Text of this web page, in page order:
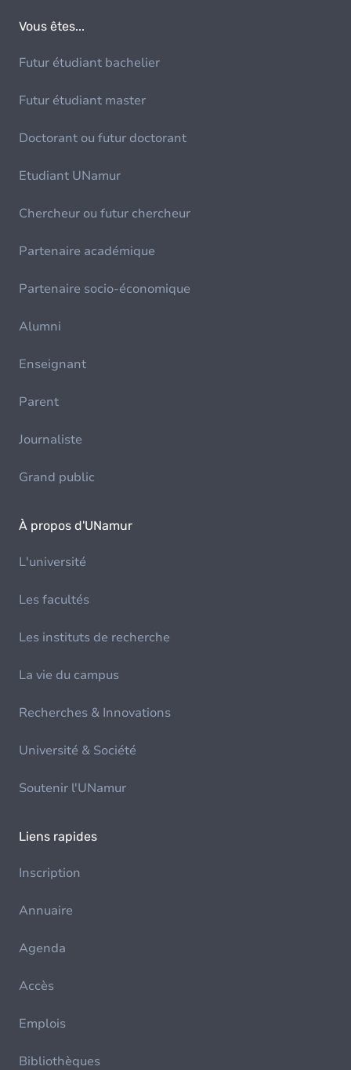
Vous êtes...
Futur étudiant bachelier
Futur étudiant master
Doctorant ou futur doctorant
Etudiant UNamur
Chercheur ou futur chercheur
Partenaire académique
Partenaire socio-économique
Alumni
Enseignant
Parent
Journaliste
Grand public
À propos d'UNamur
L'université
Les facultés
Les instituts de recherche
La vie du campus
Recherches & Innovations
Université & Société
Soutenir l'UNamur
Liens rapides
Inscription
Annuaire
Agenda
Accès
Emplois
Bibliothèques